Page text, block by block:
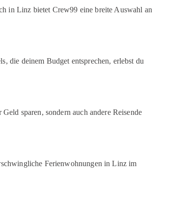
in Linz bietet Crew99 eine breite Auswahl an
die deinem Budget entsprechen, erlebst du
sparen, sondern auch andere Reisende
Ferienwohnungen in Linz im